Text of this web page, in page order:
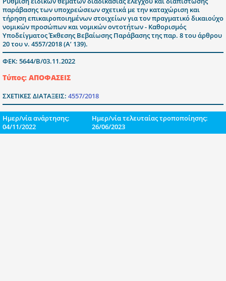
παράβασης των υποχρεώσεων σχετικά με την καταχώριση και
τήρηση επικαιροποιημένων στοιχείων για τον πραγματικό δικαιούχο
νομικών προσώπων και νομικών οντοτήτων - Καθορισμός
Υποδείγματος Έκθεσης Βεβαίωσης Παράβασης της παρ. 8 του άρθρου
20 του ν. 4557/2018 (Α’ 139).
ΦΕΚ: 5644/Β/03.11.2022
Τύπος: ΑΠΟΦΑΣΕΙΣ
ΣΧΕΤΙΚΕΣ ΔΙΑΤΑΞΕΙΣ: 4557/2018
Ημερ/νία ανάρτησης:
04/11/2022
Ημερ/νία τελευταίας τροποποίησης:
26/06/2023